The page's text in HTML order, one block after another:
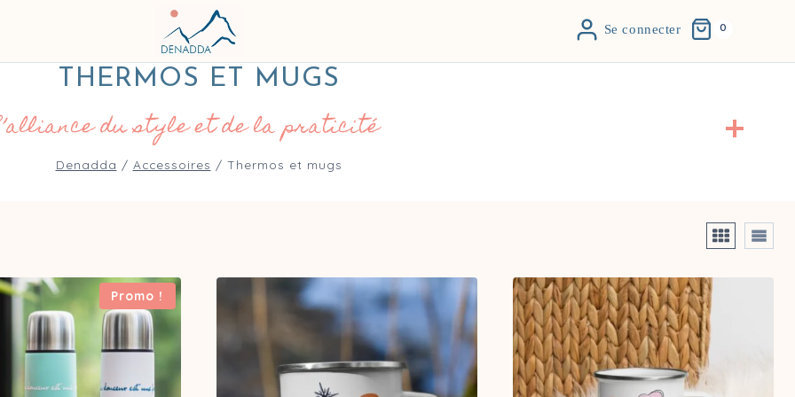
🇫🇷 Livraison 7 à 10 jours
Se connecter 0
THERMOS ET MUGS
du style et de la praticité
Denadda / Accessoires / Thermos et mugs
Promo !